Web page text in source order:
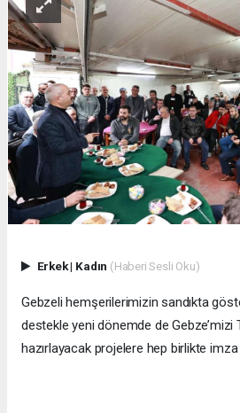
Erkek| Kadın (Haberi Sesli Oku)
Gebzeli hemşerilerimizin sandıkta
destekle yeni dönemde de Gebze’mizi
hazırlayacak projelere hep birlikte imza